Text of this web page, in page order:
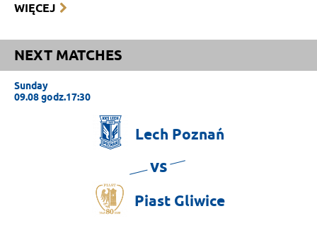
WIĘCEJ
NEXT MATCHES
Sunday
09.08 godz.17:30
Lech Poznań
vs
Piast Gliwice